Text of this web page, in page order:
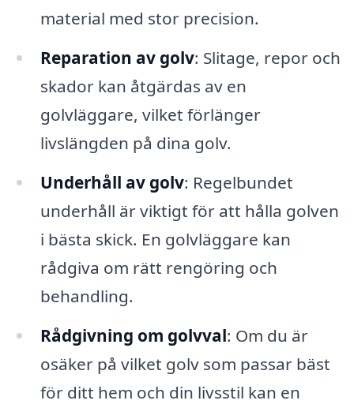
material med stor precision.
Reparation av golv: Slitage, repor och
skador kan åtgärdas av en
golvläggare, vilket förlänger
livslängden på dina golv.
Underhåll av golv: Regelbundet
underhåll är viktigt för att hålla golven
i bästa skick. En golvläggare kan
rådgiva om rätt rengöring och
behandling.
Rådgivning om golvval: Om du är
osäker på vilket golv som passar bäst
för ditt hem och din livsstil kan en